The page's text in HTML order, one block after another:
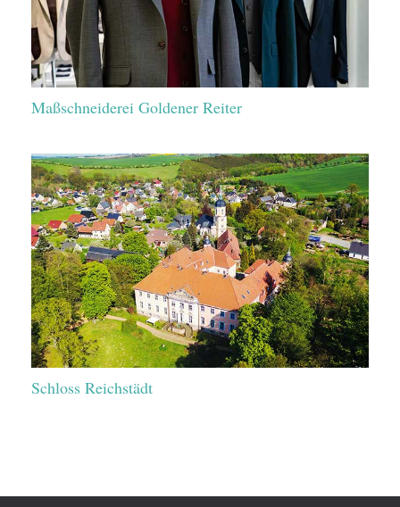
Maßschneiderei Goldener Reiter
Schloss Reichstädt